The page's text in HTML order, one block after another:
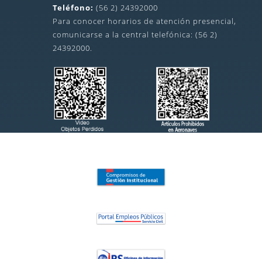
Teléfono: (56 2) 24392000
Para conocer horarios de atención presencial,
comunicarse a la central telefónica: (56 2)
24392000.